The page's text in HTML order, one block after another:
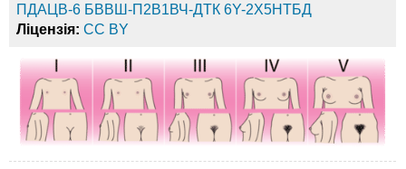
ПДАЦВ-6 БВВШ-П2В1ВЧ-ДТК 6Y-2Х5НТБД
Ліцензія: CC BY